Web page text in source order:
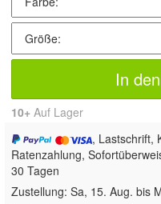
In
10+ Auf Lager
, Lastschrift,
Ratenzahlung,
30 Tagen
Zustellung: Sa, 15. Aug. bis